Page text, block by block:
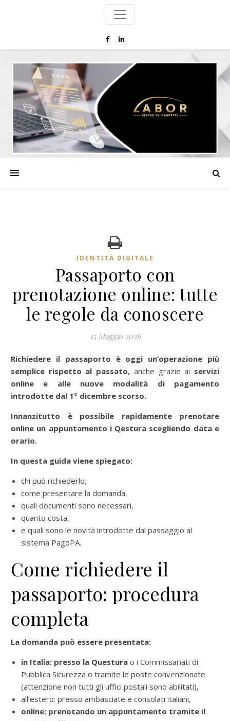
IDENTITÀ DIGITALE
Passaporto con
prenotazione online: tutte
le regole da conoscere
15 Maggio 2026
Richiedere il passaporto è oggi un’operazione più
semplice rispetto al passato, anche grazie ai servizi
online e alle nuove modalità di pagamento
introdotte dal 1° dicembre scorso.
Innanzitutto è possibile rapidamente prenotare
online un appuntamento i Qestura scegliendo data e
orario.
In questa guida viene spiegato:
chi può richiederlo,
come presentare la domanda,
quali documenti sono necessari,
quanto costa,
e quali sono le novità introdotte dal passaggio al
sistema PagoPA.
Come richiedere il
passaporto: procedura
completa
La domanda può essere presentata:
in Italia: presso la Questura o i Commissariati di
Pubblica Sicurezza o tramite le poste convenzionate
(attenzione non tutti gli uffici postali sono abilitati),
all’estero: presso ambasciate e consolati italiani,
online: prenotando un appuntamento tramite il